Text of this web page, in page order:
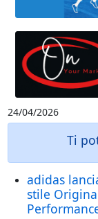
24/04/2026
Ti
adidas
stile